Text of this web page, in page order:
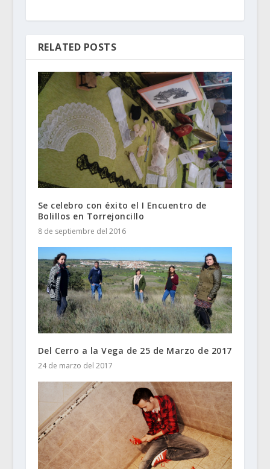
RELATED POSTS
Se celebro con éxito el I Encuentro de
Bolillos en Torrejoncillo
8 de septiembre del 2016
Del Cerro a la Vega de 25 de Marzo de 2017
24 de marzo del 2017